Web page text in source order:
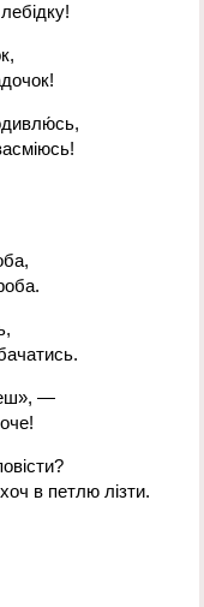
—
в петлю лізти.